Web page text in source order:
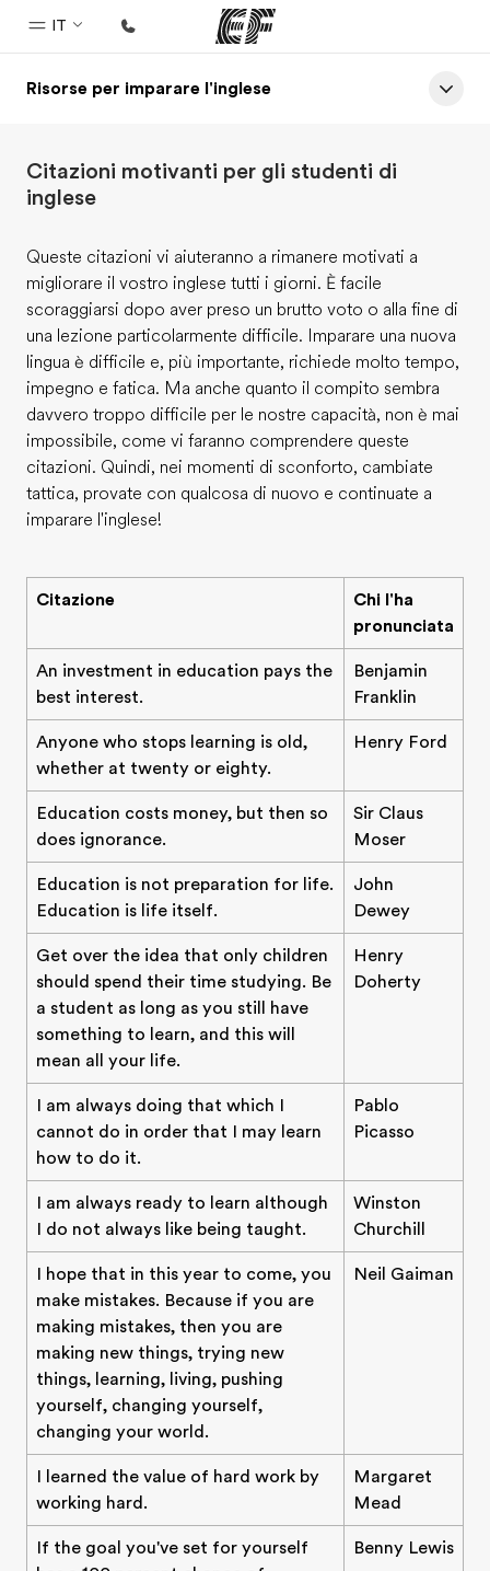
IT
Homepage
Programmi
Uffici
Trova l'ufficio più vicino
Chi siamo
La nostra organizzazione
Carriera
Lavora con noi
Risorse per imparare l'inglese
Citazioni motivanti per gli studenti di
inglese
Queste citazioni vi aiuteranno a rimanere motivati a
migliorare il vostro inglese tutti i giorni. È facile
scoraggiarsi dopo aver preso un brutto voto o alla fine di
una lezione particolarmente difficile. Imparare una nuova
lingua è difficile e, più importante, richiede molto tempo,
impegno e fatica. Ma anche quanto il compito sembra
davvero troppo difficile per le nostre capacità, non è mai
impossibile, come vi faranno comprendere queste
citazioni. Quindi, nei momenti di sconforto, cambiate
tattica, provate con qualcosa di nuovo e continuate a
imparare l'inglese!
Citazione
Chi l'ha
pronunciata
An investment in education pays the
best interest.
Benjamin
Franklin
Anyone who stops learning is old,
whether at twenty or eighty.
Henry Ford
Education costs money, but then so
does ignorance.
Sir Claus
Moser
Education is not preparation for life.
Education is life itself.
John
Dewey
Get over the idea that only children
should spend their time studying. Be
a student as long as you still have
something to learn, and this will
mean all your life.
Henry
Doherty
I am always doing that which I
cannot do in order that I may learn
how to do it.
Pablo
Picasso
I am always ready to learn although
I do not always like being taught.
Winston
Churchill
I hope that in this year to come, you
make mistakes. Because if you are
making mistakes, then you are
making new things, trying new
things, learning, living, pushing
yourself, changing yourself,
changing your world.
Neil Gaiman
I learned the value of hard work by
working hard.
Margaret
Mead
If the goal you've set for yourself
Benny Lewis